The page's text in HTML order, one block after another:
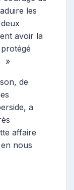
les
avoir la
»
de
a
affaire
nous